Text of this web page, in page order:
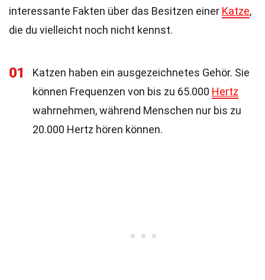
interessante Fakten über das Besitzen einer Katze,
die du vielleicht noch nicht kennst.
01
Katzen haben ein ausgezeichnetes Gehör. Sie
können Frequenzen von bis zu 65.000 Hertz
wahrnehmen, während Menschen nur bis zu
20.000 Hertz hören können.